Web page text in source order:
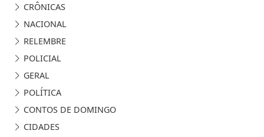
CRÔNICAS
NACIONAL
RELEMBRE
POLICIAL
GERAL
POLÍTICA
CONTOS DE DOMINGO
CIDADES